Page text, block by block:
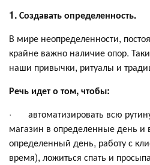
1. Создавать определенность.
В мире неопределенности,
крайне важно наличие опор.
наши привычки, ритуалы и
Речь идет о том, чтобы:
· автоматизировать всю
магазин в определенные день и
определенный день, работу с
время), ложиться спать и